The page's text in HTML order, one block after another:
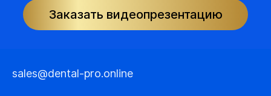
Заказать видеопрезентацию
sales@dental-pro.online